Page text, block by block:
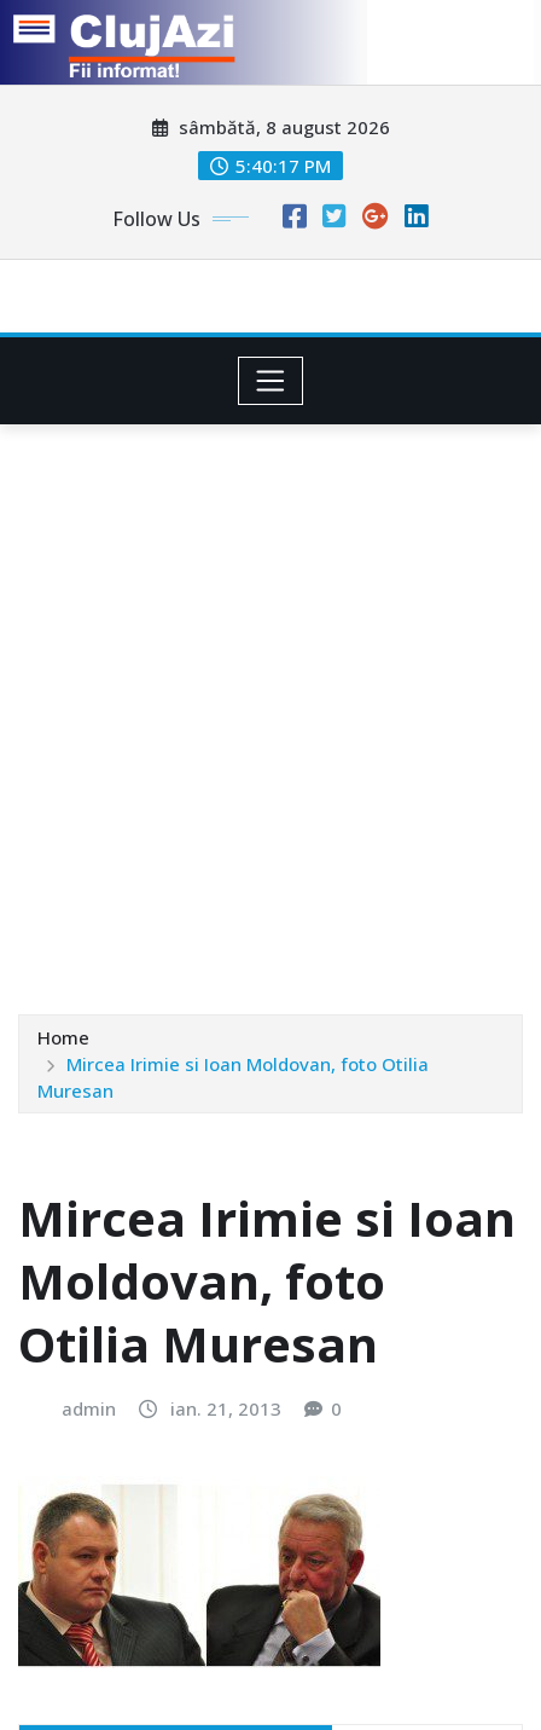
sâmbătă, 8 august 2026
5:40:20 PM
Follow Us
Home
Mircea Irimie si Ioan Moldovan, foto Otilia
Muresan
Mircea Irimie si Ioan
Moldovan, foto
Otilia Muresan
admin ian. 21, 2013 0